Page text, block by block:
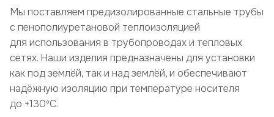
Мы поставляем предизолированные стальные трубы
с пенополиуретановой теплоизоляцией
для использования в трубопроводах и тепловых
сетях. Наши изделия предназначены для установки
как под землёй, так и над землёй, и обеспечивают
надёжную изоляцию при температуре носителя
до +130ºC.